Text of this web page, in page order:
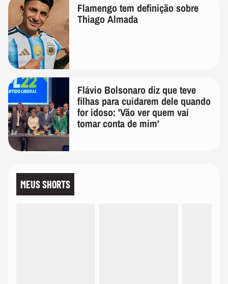
Flamengo tem definição sobre
Thiago Almada
Flávio Bolsonaro diz que teve
filhas para cuidarem dele quando
for idoso: 'Vão ver quem vai
tomar conta de mim'
MEUS SHORTS